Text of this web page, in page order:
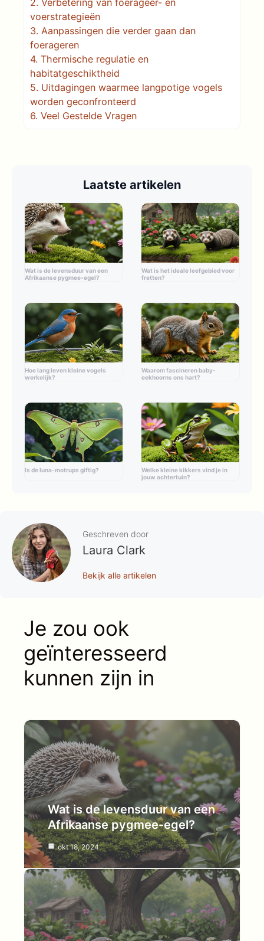
voerstrategieën
3. Aanpassingen die verder gaan dan
foerageren
4. Thermische regulatie en
habitatgeschiktheid
5. Uitdagingen waarmee langpotige vogels
worden geconfronteerd
6. Veel Gestelde Vragen
Laatste artikelen
Wat is de levensduur van een
Afrikaanse pygmee-egel?
Wat is het ideale leefgebied voor
fretten?
Hoe lang leven kleine vogels
werkelijk?
Waarom fascineren baby-
eekhoorns ons hart?
Is de luna-motrups giftig?
Welke kleine kikkers vind je in
jouw achtertuin?
Geschreven door
Laura Clark
Bekijk alle artikelen
Je zou ook
geïnteresseerd
kunnen zijn in
Wat is de levensduur van een
Afrikaanse pygmee-egel?
okt 18, 2024